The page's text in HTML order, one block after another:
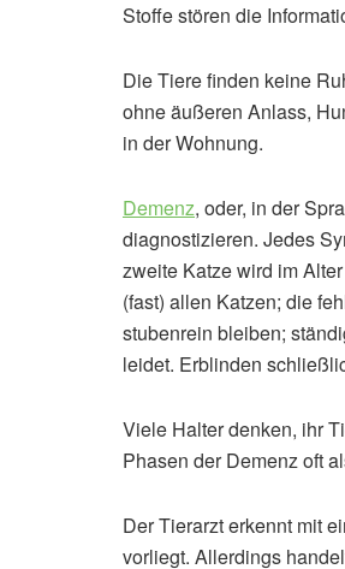
Stoffe stören die
Die Tiere finden keine
ohne äußeren Anlass,
in der Wohnung.
Demenz, oder, in der
diagnostizieren. Jedes
zweite Katze wird im
(fast) allen Katzen; die
stubenrein bleiben;
leidet. Erblinden
Viele Halter denken, ihr
Phasen der Demenz oft
Der Tierarzt erkennt mit
vorliegt. Allerdings